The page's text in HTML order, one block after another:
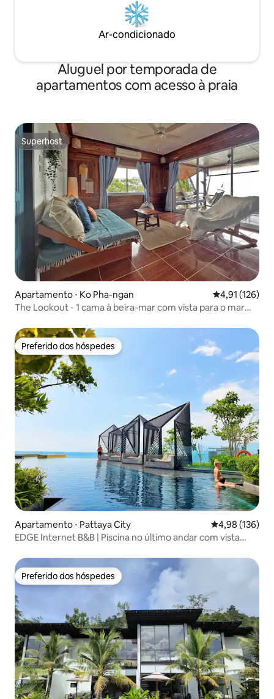
gratuito para os hóspedes em Phuket.A
suíte pode acomodar 8 hóspedes em 4
quartos. Se você precisar usar 5 quartos,
selecione outro link. É necessário um
check-in na vila. A vila oferece 500 baht
de eletricidade para cada estadia. O
excesso é de 7 baht por unidade. A
barulhentas na vila.
Ar-condicionado
Aluguel por temporada de
apartamentos com acesso à praia
Superhost
Superhost
Apartamento ⋅ Ko Pha-ngan 4,91 de uma
4,91 (126)
The Lookout - 1 cama à beira-mar com vista para o mar
Preferido dos hóspedes
Preferido dos hóspedes
Apartamento ⋅ Pattaya City 4,98 de uma
4,98 (136)
EDGE Internet B&B | Piscina no último andar com vista
Piscina infinita | Serviço atencioso | Anfitrião chinês |
Oferta especial!
Preferido dos hóspedes
Preferido dos hóspedes